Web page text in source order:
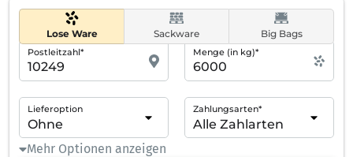
Lose Ware Sackware Big Bags
Postleitzahl* Menge (in kg)*
Lieferoption Zahlungsarten*
Mehr Optionen anzeigen